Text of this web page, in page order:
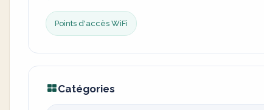
Points d'accès WiFi
Catégories